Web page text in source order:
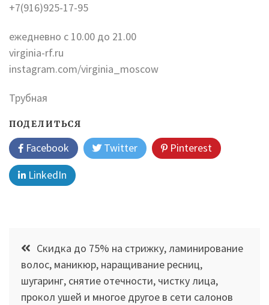
+7(916)925-17-95
ежедневно с 10.00 до 21.00
virginia-rf.ru
instagram.com/virginia_moscow
Трубная
ПОДЕЛИТЬСЯ
Facebook Twitter
Pinterest
LinkedIn
Навигация
по
записям
Скидка до 75% на стрижку, ламинирование
волос, маникюр, наращивание ресниц,
шугаринг, снятие отечности, чистку лица,
прокол ушей и многое другое в сети салонов